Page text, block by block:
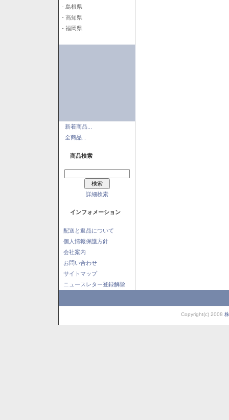
- 島根県
- 高知県
- 福岡県
新着商品...
全商品...
商品検索
詳細検索
インフォメーション
配送と返品について
個人情報保護方針
会社案内
お問い合わせ
サイトマップ
ニュースレター登録解除
Copyright(c) 2008